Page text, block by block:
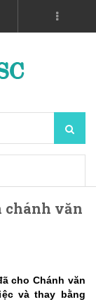
chánh văn
cho Chánh văn
và thay bằng